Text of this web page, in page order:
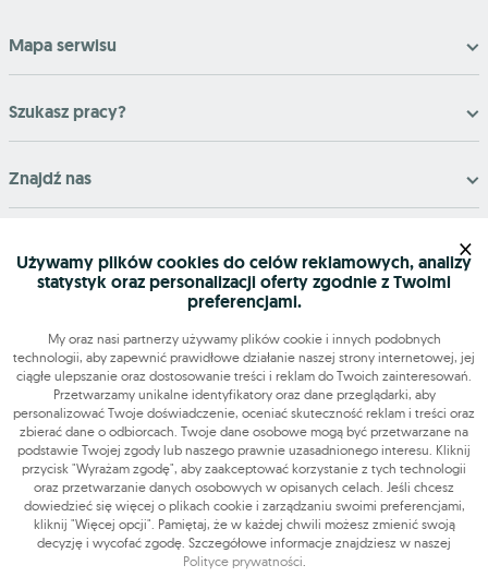
Mapa serwisu
Szukasz pracy?
Znajdź nas
OLX-praca © 2026. Wszelkie prawa zastrzeżone.
Praca dodatkowa i sezonowa
Używamy plików cookies do celów reklamowych, analizy
statystyk oraz personalizacji oferty zgodnie z Twoimi
preferencjami.
My oraz nasi partnerzy używamy plików cookie i innych podobnych
technologii, aby zapewnić prawidłowe działanie naszej strony internetowej, jej
ciągłe ulepszanie oraz dostosowanie treści i reklam do Twoich zainteresowań.
Przetwarzamy unikalne identyfikatory oraz dane przeglądarki, aby
personalizować Twoje doświadczenie, oceniać skuteczność reklam i treści oraz
zbierać dane o odbiorcach. Twoje dane osobowe mogą być przetwarzane na
podstawie Twojej zgody lub naszego prawnie uzasadnionego interesu. Kliknij
przycisk "Wyrażam zgodę", aby zaakceptować korzystanie z tych technologii
oraz przetwarzanie danych osobowych w opisanych celach. Jeśli chcesz
dowiedzieć się więcej o plikach cookie i zarządzaniu swoimi preferencjami,
kliknij "Więcej opcji". Pamiętaj, że w każdej chwili możesz zmienić swoją
decyzję i wycofać zgodę. Szczegółowe informacje znajdziesz w naszej
Polityce prywatności.
×